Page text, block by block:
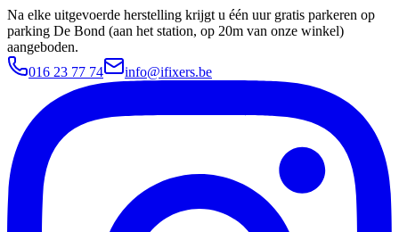
Na elke uitgevoerde herstelling krijgt u één uur gratis parkeren op
parking De Bond (aan het station, op 20m van onze winkel)
aangeboden.
016 23 77 74
info@ifixers.be